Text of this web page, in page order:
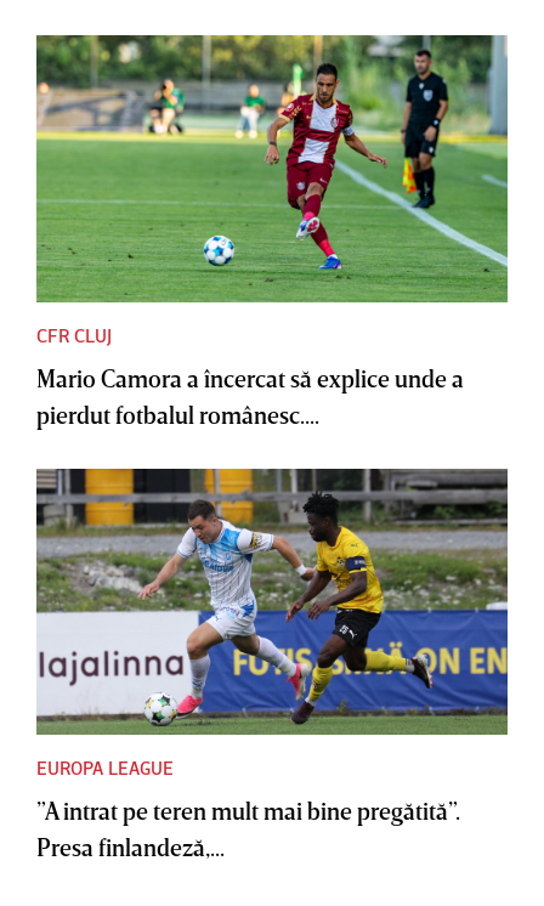
CFR CLUJ
Mario Camora a încercat să explice unde a
pierdut fotbalul românesc....
EUROPA LEAGUE
”A intrat pe teren mult mai bine pregătită”.
Presa finlandeză,...